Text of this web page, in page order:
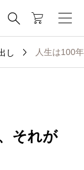

し  人生は100
それが
ん。 非表示